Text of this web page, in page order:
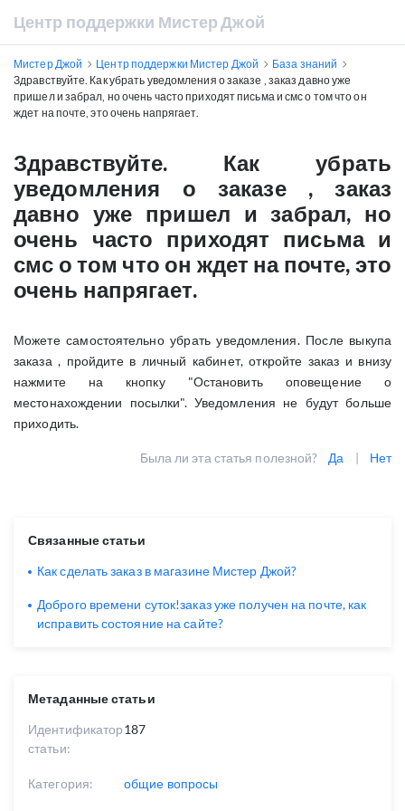
Центр поддержки Мистер Джой
Мистер Джой Центр поддержки Мистер Джой
База знаний
Здравствуйте. Как убрать уведомления о заказе , заказ давно уже
пришел и забрал, но очень часто приходят письма и смс о том что он
ждет на почте, это очень напрягает.
Здравствуйте. Как убрать
уведомления о заказе , заказ
давно уже пришел и забрал, но
очень часто приходят письма и
смс о том что он ждет на почте, это
очень напрягает.
Можете самостоятельно убрать уведомления. После выкупа
заказа , пройдите в личный кабинет, откройте заказ и внизу
нажмите на кнопку "Остановить оповещение о
местонахождении посылки". Уведомления не будут больше
приходить.
Была ли эта статья полезной? Да | Нет
Метаданные статьи
Идентификатор
статьи:
187
Категория: общие вопросы
Связанные статьи
Как сделать заказ в магазине Мистер Джой?
Доброго времени суток!заказ уже получен на почте, как
исправить состояние на сайте?